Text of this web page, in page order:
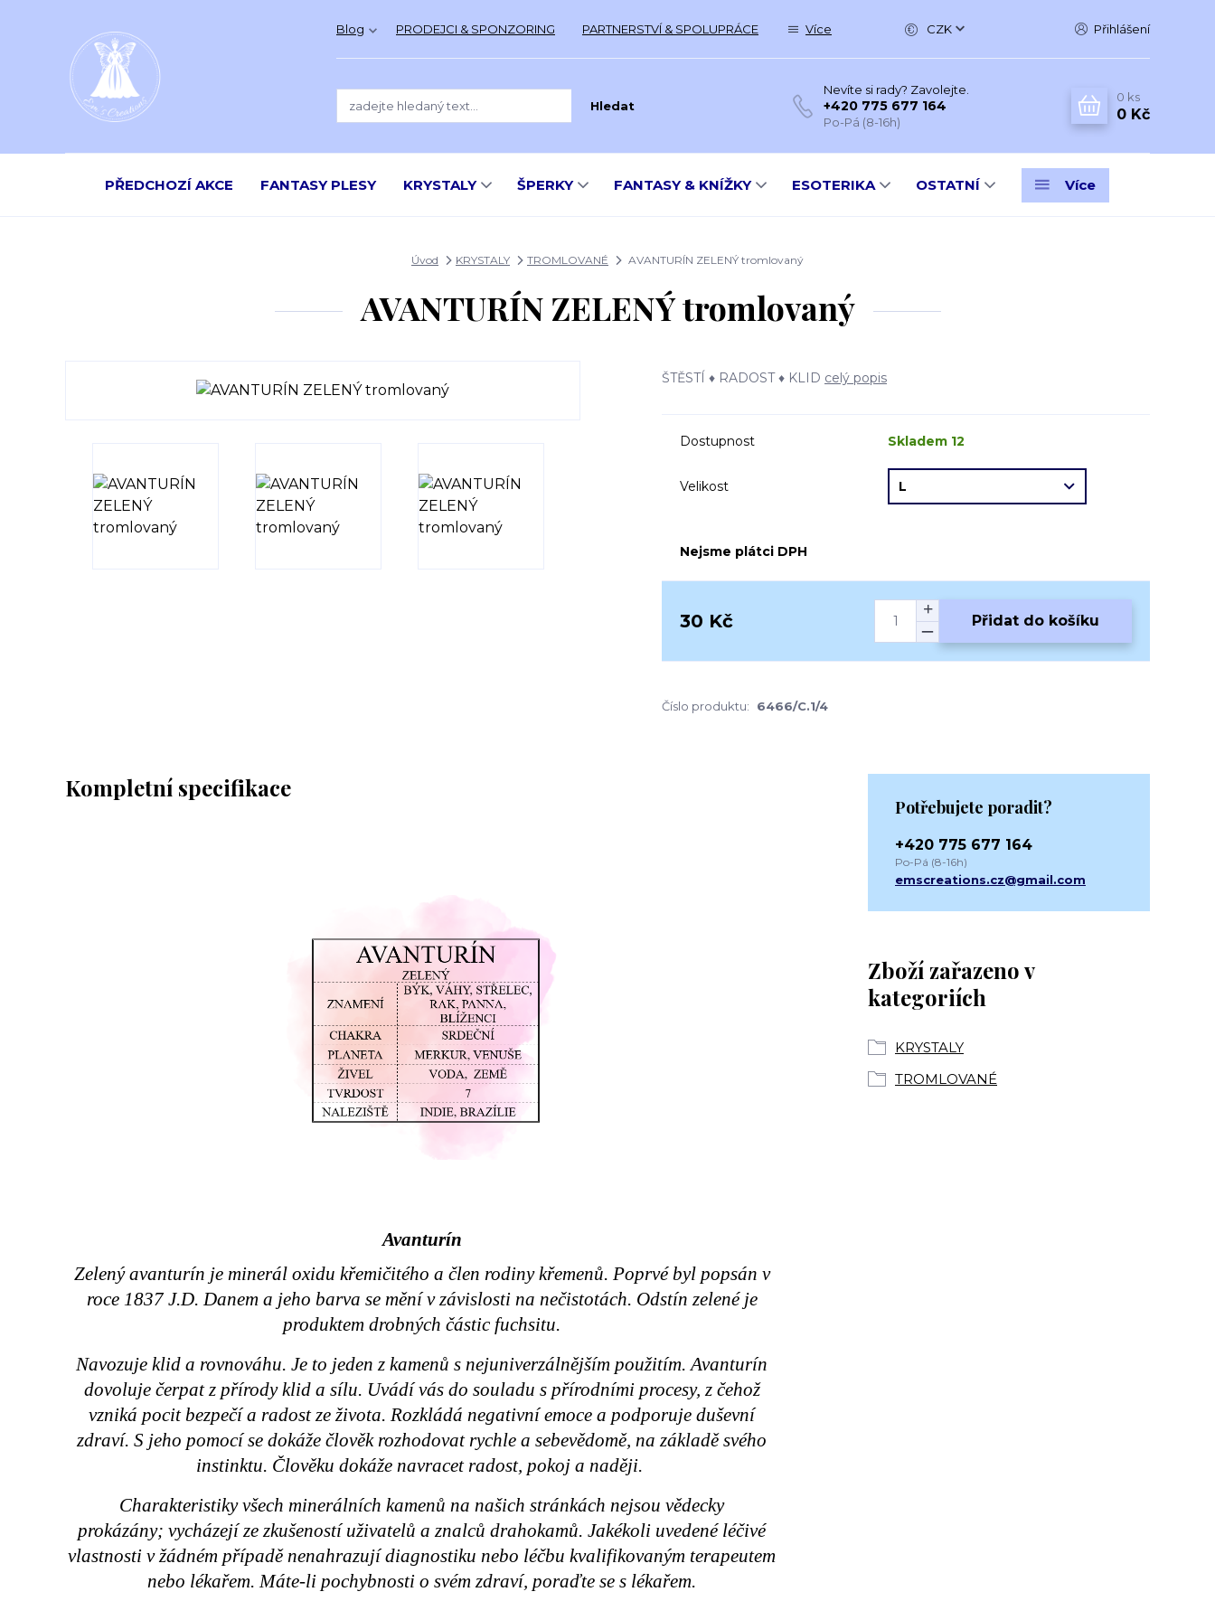
Blog PRODEJCI & SPONZORING PARTNERSTVÍ & SPOLUPRÁCE Více CZK Přihlášení
Hledat
Nevíte si rady? Zavolejte.
+420 775 677 164
Po-Pá (8-16h)
0 ks
0 Kč
PŘEDCHOZÍ AKCE FANTASY PLESY KRYSTALY ŠPERKY FANTASY & KNÍŽKY ESOTERIKA OSTATNÍ Více
Úvod KRYSTALY TROMLOVANÉ AVANTURÍN ZELENÝ tromlovaný
AVANTURÍN ZELENÝ tromlovaný
ŠTĚSTÍ ♦ RADOST ♦ KLID celý popis
Dostupnost Skladem 12
Velikost
Nejsme plátci DPH
30 Kč Přidat do košíku
Číslo produktu: 6466/C.1/4
Kompletní specifikace
Avanturín
Zelený avanturín je minerál oxidu křemičitého a člen rodiny křemenů. Poprvé byl popsán v
roce 1837 J.D. Danem a jeho barva se mění v závislosti na nečistotách. Odstín zelené je
produktem drobných částic fuchsitu.
Navozuje klid a rovnováhu. Je to jeden z kamenů s nejuniverzálnějším použitím. Avanturín
dovoluje čerpat z přírody klid a sílu. Uvádí vás do souladu s přírodními procesy, z čehož
vzniká pocit bezpečí a radost ze života. Rozkládá negativní emoce a podporuje duševní
zdraví. S jeho pomocí se dokáže člověk rozhodovat rychle a sebevědomě, na základě svého
instinktu. Člověku dokáže navracet radost, pokoj a naději.
Charakteristiky všech minerálních kamenů na našich stránkách nejsou vědecky
prokázány; vycházejí ze zkušeností uživatelů a znalců drahokamů. Jakékoli uvedené léčivé
vlastnosti v žádném případě nenahrazují diagnostiku nebo léčbu kvalifikovaným terapeutem
nebo lékařem. Máte-li pochybnosti o svém zdraví, poraďte se s lékařem.
Zboží zařazeno v
kategoriích
KRYSTALY
TROMLOVANÉ
Potřebujete poradit?
+420 775 677 164
Po-Pá (8-16h)
emscreations.cz@gmail.com